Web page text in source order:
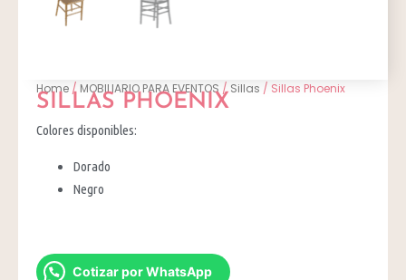
Home / MOBILIARIO PARA EVENTOS /Sillas / Sillas Phoenix
SILLAS PHOENIX
Colores disponibles:
Dorado
Negro
Cotizar por WhatsApp